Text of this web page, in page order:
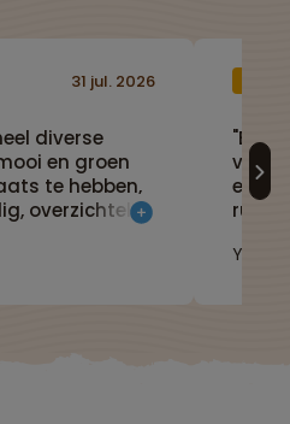
diverse
en groen
te hebben,
overzichtelijk
en drinken)."
31 jul. 2026
"Echt
en